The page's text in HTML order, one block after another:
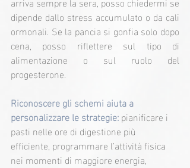
dipende dallo stress accumulato o da cali
ormonali. Se la pancia si gonfia solo dopo
cena, posso riflettere sul tipo di
alimentazione o sul ruolo del
progesterone.
Riconoscere gli schemi aiuta a
personalizzare le strategie: pianificare i
pasti nelle ore di digestione più
efficiente, programmare l’attività fisica
nei momenti di maggiore energia,